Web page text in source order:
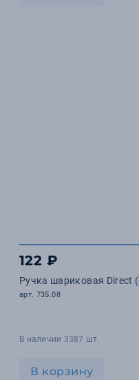
122 ₽
Ручка шариковая Direct
арт. 735.08
В наличии 3387 шт.
В корзину